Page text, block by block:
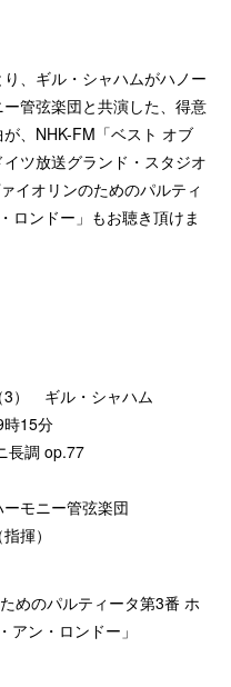
、ギル・シャハムがハノー
管弦楽団と共演した、得意
、NHK-FM「ベスト オブ
ツ放送グランド・スタジオ
イオリンのためのパルティ
ロンドー」もお聴き頂けま
3） ギル・シャハム
時15分
長調 op.77
モニー管弦楽団
揮）
めのパルティータ第3番 ホ
ン・ロンドー」